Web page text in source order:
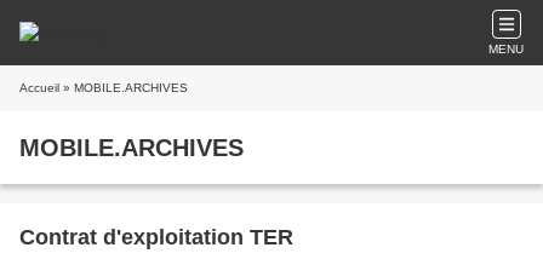
MENU
Accueil » MOBILE.ARCHIVES
MOBILE.ARCHIVES
Contrat d'exploitation TER